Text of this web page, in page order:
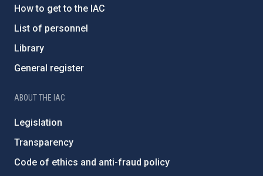
How to get to the IAC
List of personnel
Library
General register
ABOUT THE IAC
Legislation
Transparency
Code of ethics and anti-fraud policy